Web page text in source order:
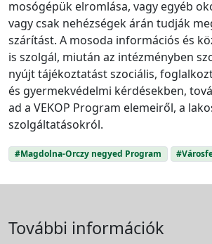
mosógépük elromlása, vagy egyéb
vagy csak nehézségek árán tudják
szárítást. A mosoda információs és
is szolgál, miután az intézményben
nyújt tájékoztatást szociális,
és gyermekvédelmi kérdésekben,
ad a VEKOP Program elemeiről, a
szolgáltatásokról.
#Magdolna-Orczy negyed Program
További információk